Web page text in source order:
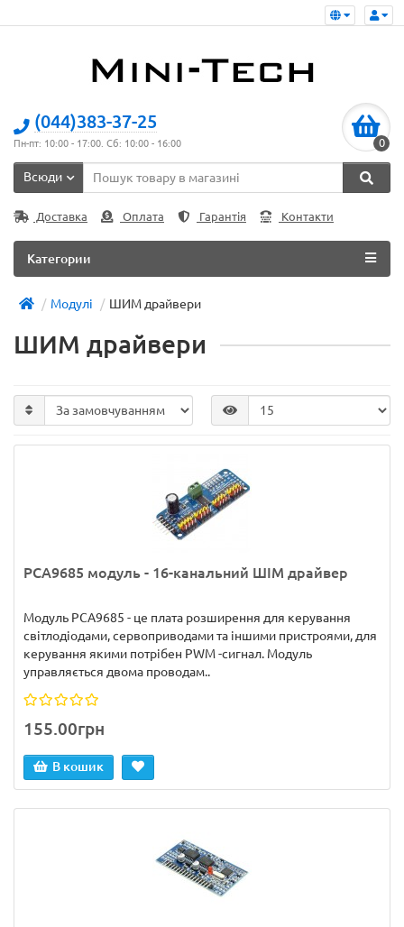
(044)383-37-25
Пн-пт: 10:00 - 17:00. Сб: 10:00 - 16:00 0
Всюди
Доставка Оплата Гарантія Контакти
Категории
Модулі ШИМ драйвери
ШИМ драйвери
PCA9685 модуль - 16-канальний ШІМ драйвер
Модуль PCA9685 - це плата розширення для керування
світлодіодами, сервоприводами та іншими пристроями, для
керування якими потрібен PWM -сигнал. Модуль
управляється двома проводам..
155.00грн
В кошик